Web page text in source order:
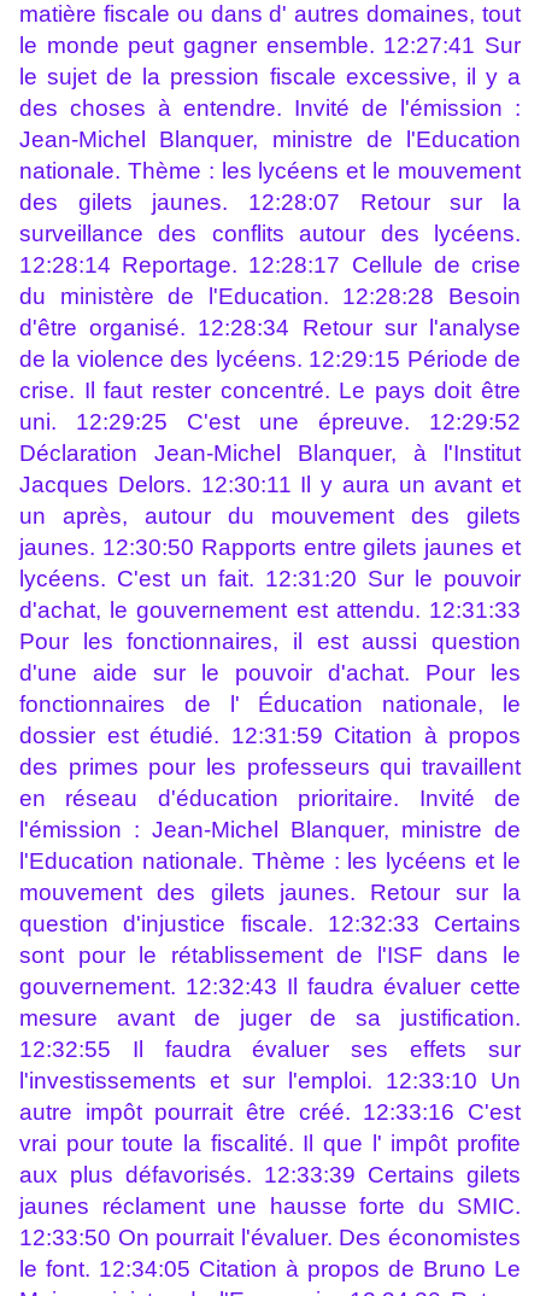
matière fiscale ou dans d' autres domaines, tout
le monde peut gagner ensemble. 12:27:41 Sur
le sujet de la pression fiscale excessive, il y a
des choses à entendre. Invité de l'émission :
Jean-Michel Blanquer, ministre de l'Education
nationale. Thème : les lycéens et le mouvement
des gilets jaunes. 12:28:07 Retour sur la
surveillance des conflits autour des lycéens.
12:28:14 Reportage. 12:28:17 Cellule de crise
du ministère de l'Education. 12:28:28 Besoin
d'être organisé. 12:28:34 Retour sur l'analyse
de la violence des lycéens. 12:29:15 Période de
crise. Il faut rester concentré. Le pays doit être
uni. 12:29:25 C'est une épreuve. 12:29:52
Déclaration Jean-Michel Blanquer, à l'Institut
Jacques Delors. 12:30:11 Il y aura un avant et
un après, autour du mouvement des gilets
jaunes. 12:30:50 Rapports entre gilets jaunes et
lycéens. C'est un fait. 12:31:20 Sur le pouvoir
d'achat, le gouvernement est attendu. 12:31:33
Pour les fonctionnaires, il est aussi question
d'une aide sur le pouvoir d'achat. Pour les
fonctionnaires de l' Éducation nationale, le
dossier est étudié. 12:31:59 Citation à propos
des primes pour les professeurs qui travaillent
en réseau d'éducation prioritaire. Invité de
l'émission : Jean-Michel Blanquer, ministre de
l'Education nationale. Thème : les lycéens et le
mouvement des gilets jaunes. Retour sur la
question d'injustice fiscale. 12:32:33 Certains
sont pour le rétablissement de l'ISF dans le
gouvernement. 12:32:43 Il faudra évaluer cette
mesure avant de juger de sa justification.
12:32:55 Il faudra évaluer ses effets sur
l'investissements et sur l'emploi. 12:33:10 Un
autre impôt pourrait être créé. 12:33:16 C'est
vrai pour toute la fiscalité. Il que l' impôt profite
aux plus défavorisés. 12:33:39 Certains gilets
jaunes réclament une hausse forte du SMIC.
12:33:50 On pourrait l'évaluer. Des économistes
le font. 12:34:05 Citation à propos de Bruno Le